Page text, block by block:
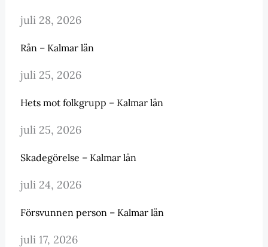
juli 28, 2026
Rån – Kalmar län
juli 25, 2026
Hets mot folkgrupp – Kalmar län
juli 25, 2026
Skadegörelse – Kalmar län
juli 24, 2026
Försvunnen person – Kalmar län
juli 17, 2026